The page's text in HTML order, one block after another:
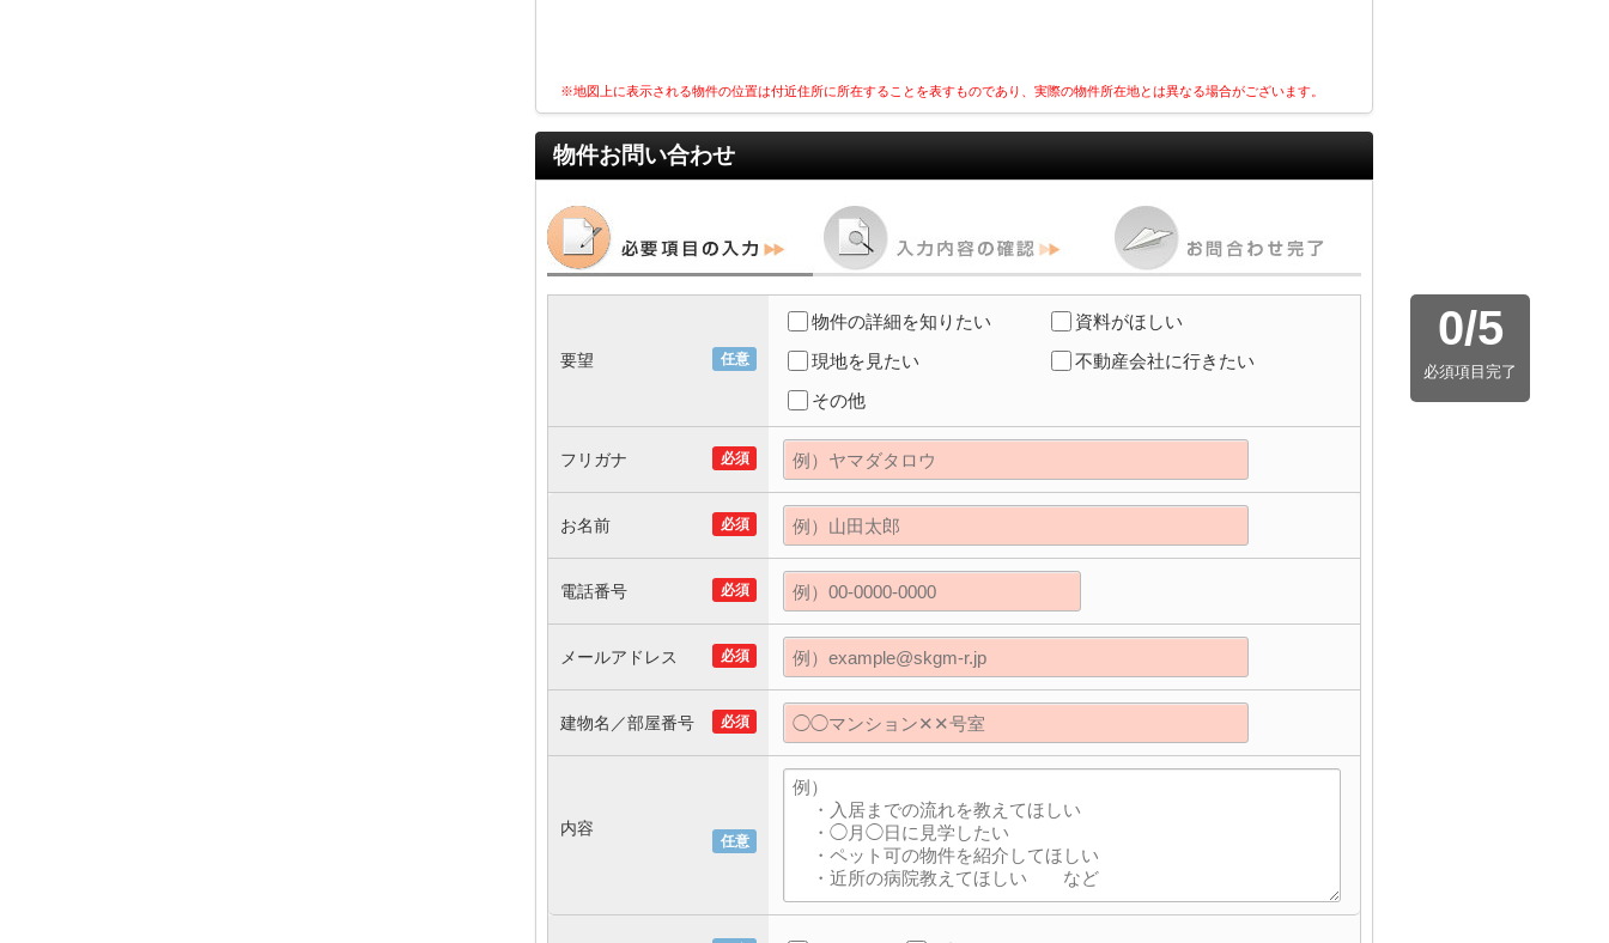
※地図上に表示される物件の位置は付近住所に所在することを表すものであり、実際の物件所在地とは異なる場合がございます。
物件お問い合わせ
0/5
必須項目完了
任意
要望
物件の詳細を知りたい
資料がほしい
現地を見たい
不動産会社に行きたい
その他
必須
フリガナ
必須
お名前
必須
電話番号
必須
メールアドレス
必須
建物名／部屋番号
任意
内容